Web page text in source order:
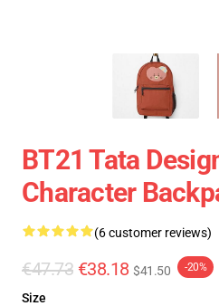
BT21 Tata
Character
(6 customer reviews)
€47.73 €38.18 $41.50 -20%
Size